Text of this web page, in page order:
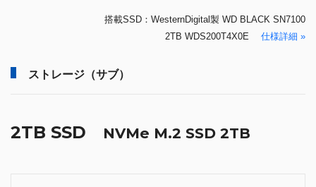
搭載SSD：WesternDigital製 WD BLACK SN7100
2TB WDS200T4X0E 仕様詳細 »
ストレージ（サブ）
2TB SSD NVMe M.2 SSD 2TB